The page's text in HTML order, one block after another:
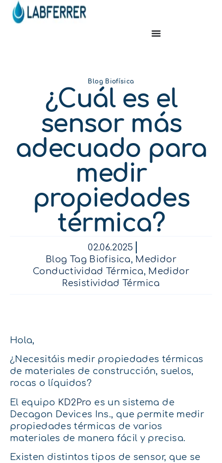
Blog Biofísica
¿Cuál es el
sensor más
adecuado para
medir
propiedades
térmica?
02.06.2025
Blog Tag Biofisica, Medidor
Conductividad Térmica, Medidor
Resistividad Térmica
Hola,
¿Necesitáis medir propiedades térmicas
de materiales de construcción, suelos,
rocas o líquidos?
El equipo KD2Pro es un sistema de
Decagon Devices Ins., que permite medir
propiedades térmicas de varios
materiales de manera fácil y precisa.
Existen distintos tipos de sensor, que se